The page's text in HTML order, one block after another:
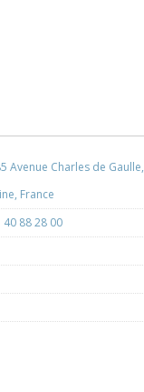
Avenue Charles de Gaulle,
France
40 88 28 00